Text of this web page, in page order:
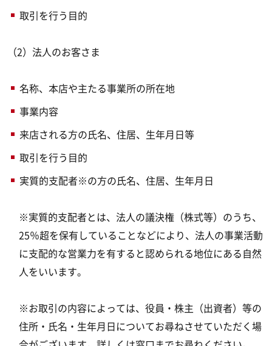
取引を行う目的
（2）法人のお客さま
名称、本店や主たる事業所の所在地
事業内容
来店される方の氏名、住居、生年月日等
取引を行う目的
実質的支配者※の方の氏名、住居、生年月日
※実質的支配者とは、法人の議決権（株式等）のうち、
25％超を保有していることなどにより、法人の事業活動
に支配的な営業力を有すると認められる地位にある自然
人をいいます。
※お取引の内容によっては、役員・株主（出資者）等の
住所・氏名・生年月日についてお尋ねさせていただく場